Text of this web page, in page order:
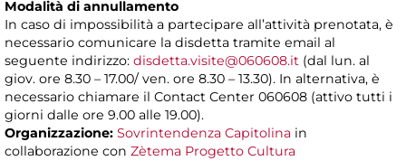
Modalità di annullamento
In caso di impossibilità a partecipare all’attività prenotata, è
necessario comunicare la disdetta tramite email al
seguente indirizzo: disdetta.visite@060608.it (dal lun. al
giov. ore 8.30 – 17.00/ ven. ore 8.30 – 13.30). In alternativa, è
necessario chiamare il Contact Center 060608 (attivo tutti i
giorni dalle ore 9.00 alle 19.00).
Organizzazione: Sovrintendenza Capitolina in
collaborazione con Zètema Progetto Cultura